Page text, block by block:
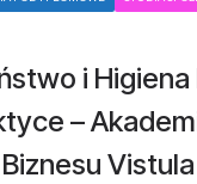
i Higiena
–